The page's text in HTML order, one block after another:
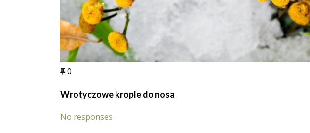
0
Wrotyczowe krople do nosa
No responses